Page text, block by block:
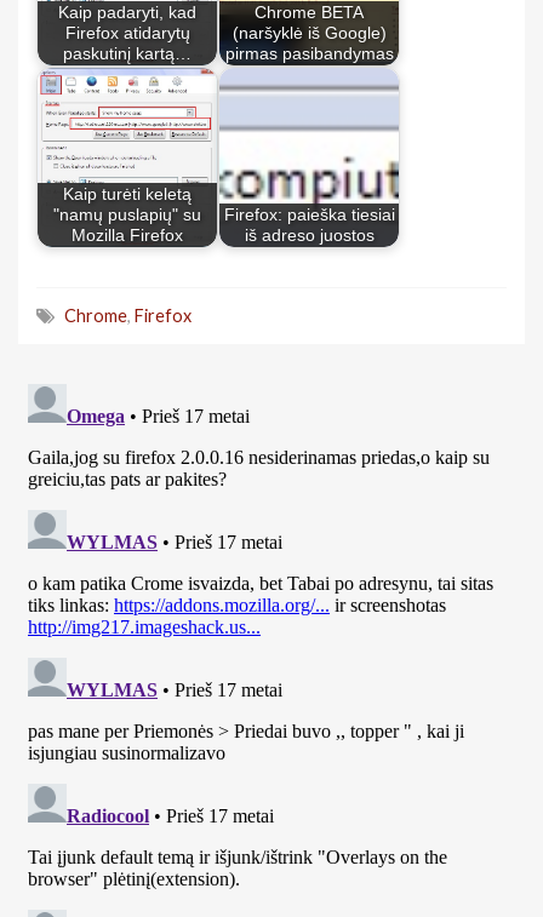
Kaip padaryti, kad
Firefox atidarytų
paskutinį kartą…
Chrome BETA
(naršyklė iš Google)
pirmas pasibandymas
Kaip turėti keletą
"namų puslapių" su
Mozilla Firefox
Firefox: paieška tiesiai
iš adreso juostos
Chrome, Firefox